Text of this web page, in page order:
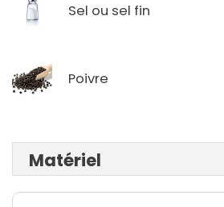
Sel ou sel fin
Poivre
Matériel